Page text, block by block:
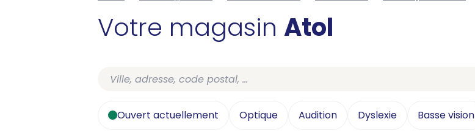
Votre magasin Atol
Ouvert actuellement Optique Audition Dyslexie Basse vision